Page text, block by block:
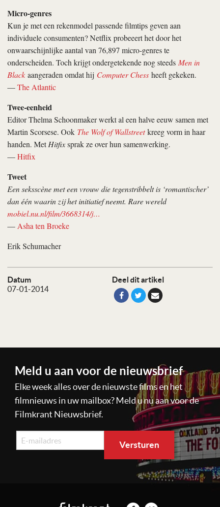
Datum
07-01-2014
Deel dit artikel
Micro-genres
Kun je met een rekenmodel passende filmtips geven aan
individuele consumenten? Netflix probeeert het door het
onwaarschijnlijke aantal van 76,897 micro-genres te
onderscheiden. Toch krijgt ondergetekende nog steeds Men in
Black aangeraden omdat hij Computer Chess heeft gekeken.
—The Atlantic
Twee-eenheid
Editor Thelma Schoonmaker werkt al een halve eeuw samen met
Martin Scorsese. Ook The Wolf of Wallstreetkreeg vorm in haar
handen. MetHitfixsprak ze over hun samenwerking.
—Hitfix
Tweet
Een seksscène met een vrouw die tegenstribbelt is ‘romantischer’
dan één waarin zij het initiatief neemt. Rare wereld
mobiel.nu.nl/film/3668314/j…
—Asha ten Broeke
Erik Schumacher
Meld u aan voor de nieuwsbrief
Elke week alles over de nieuwste films en het
filmnieuws in uw mailbox? Meld u nu aan voor de
Filmkrant Nieuwsbrief.